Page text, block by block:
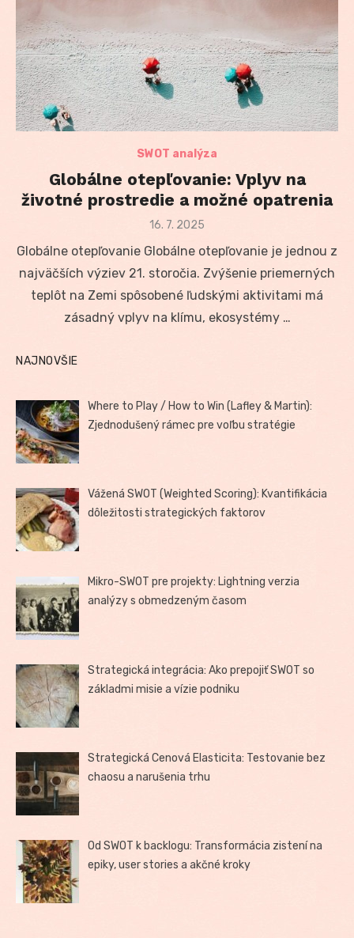
SWOT analýza
Globálne otepľovanie: Vplyv na
životné prostredie a možné opatrenia
Posted
16. 7. 2025
Globálne otepľovanie Globálne otepľovanie je jednou z
najväčších výziev 21. storočia. Zvýšenie priemerných
teplôt na Zemi spôsobené ľudskými aktivitami má
zásadný vplyv na klímu, ekosystémy …
NAJNOVŠIE
Where to Play / How to Win (Lafley & Martin):
Zjednodušený rámec pre voľbu stratégie
Vážená SWOT (Weighted Scoring): Kvantifikácia
dôležitosti strategických faktorov
Mikro-SWOT pre projekty: Lightning verzia
analýzy s obmedzeným časom
Strategická integrácia: Ako prepojiť SWOT so
základmi misie a vízie podniku
Strategická Cenová Elasticita: Testovanie bez
chaosu a narušenia trhu
Od SWOT k backlogu: Transformácia zistení na
epiky, user stories a akčné kroky